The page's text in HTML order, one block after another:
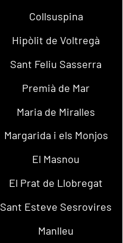
Collsuspina
Hipòlit de Voltregà
Sant Feliu Sasserra
Premià de Mar
Maria de Miralles
Margarida i els Monjos
El Masnou
El Prat de Llobregat
Sant Esteve Sesrovires
Manlleu